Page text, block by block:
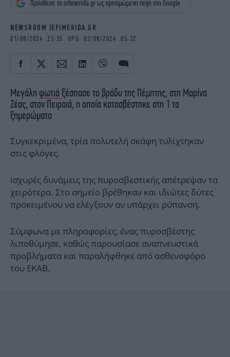
iBOOKS
ΖΩΔΙΑ
MEDIA
ELAMEFORA
NEWSLETTER
Πρόσθεσε το iefimerida.gr ως προτιμώμενη πηγή στη Google
NEWSROOM IEFIMERIDA.GR
01/08/2024 23:35 UPD: 02/08/2024 05:32
Μεγάλη φωτιά ξέσπασε το βράδυ της Πέμπτης, στη Μαρίνα
Ζέας, στον Πειραιά, η οποία κατασβέστηκε στη 1 τα
ξημερώματα
Συγκεκριμένα, τρία πολυτελή σκάφη τυλίχτηκαν
στις φλόγες.
Ισχυρές δυνάμεις της πυροσβεστικής απέτρεψαν τα
χειρότερα. Στο σημείο βρέθηκαν και ιδιώτες δύτες
προκειμένου να ελέγξουν αν υπάρχει ρύπανση.
Σύμφωνα με πληροφορίες, ένας πυροσβέστης
λιποθύμησε, καθώς παρουσίασε αναπνευστικά
προβλήματα και παραλήφθηκε από ασθενοφόρο
του ΕΚΑΒ.